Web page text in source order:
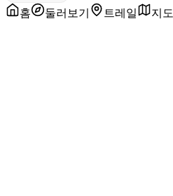
홈 둘러보기 트레일 지도